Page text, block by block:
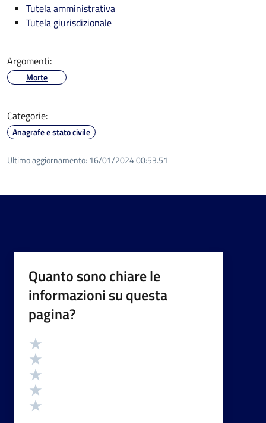
Tutela amministrativa
Tutela giurisdizionale
Argomenti:
Morte
Categorie:
Anagrafe e stato civile
Ultimo aggiornamento: 16/01/2024 00:53.51
Quanto sono chiare le
informazioni su questa
pagina?
Valutazione